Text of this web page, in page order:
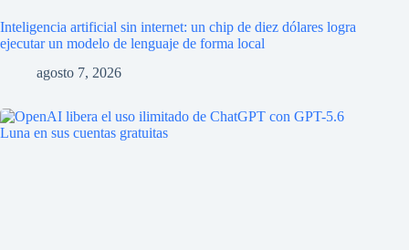
Inteligencia artificial sin internet: un chip de diez dólares logra
ejecutar un modelo de lenguaje de forma local
agosto 7, 2026